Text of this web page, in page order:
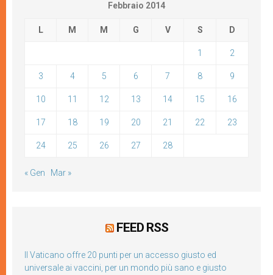
Febbraio 2014
L M M G V S D
1 2
3 4 5 6 7 8 9
10 11 12 13 14 15 16
17 18 19 20 21 22 23
24 25 26 27 28
« Gen Mar »
FEED RSS
Il Vaticano offre 20 punti per un accesso giusto ed
universale ai vaccini, per un mondo più sano e giusto